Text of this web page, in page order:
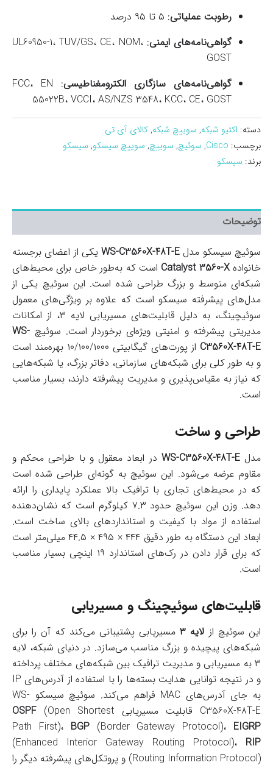
رطوبت عملیاتی: ۵ تا ۹۵ درصد
گواهی‌نامه‌های ایمنی:UL60950-1، TUV/GS، CE، NOM،
GOST
گواهی‌نامه‌های سازگاری الکترومغناطیسی: FCC، EN
55022B، VCCI، AS/NZS 3548، KCC، CE، GOST
دسته: اکتیو شبکه, سوییچ شبکه,کالای آی تی
برچسب: Cisco
, سوئیچ, سوییچ, سوییچ سیسکو, سیسکو
برند: سیسکو
توضیحات
سوئیچ سیسکو مدل WS-C3560X-48T-Eیکی از اعضای برجسته
خانوادهCatalyst 3560-X است که به‌طور خاص برای محیط‌های
شبکه‌ای متوسط و بزرگ طراحی شده است. این سوئیچ یکی از
مدل‌های پیشرفته سیسکو است که علاوه بر ویژگی‌های معمول
سوئیچینگ، به دلیل قابلیت‌های مسیریابی لایه ۳، از امکانات
مدیریتی پیشرفته و امنیتی ویژه‌ای برخوردار است. سوئیچ WS-
C3560X-48T-E
از پورت‌های گیگابیتی ۱۰/۱۰۰/۱۰۰۰ بهره‌مند است
و به طور کلی برای شبکه‌های سازمانی، دفاتر بزرگ، یا شبکه‌هایی
که نیاز به مقیاس‌پذیری و مدیریت پیشرفته دارند، بسیار مناسب
است.
طراحی و ساخت
مدلWS-C3560X-48T-E در ابعاد معقول و با طراحی محکم و
مقاوم عرضه می‌شود. این سوئیچ به گونه‌ای طراحی شده است
که در محیط‌های تجاری با ترافیک بالا عملکرد پایداری را ارائه
دهد. وزن این سوئیچ حدود ۷.۳ کیلوگرم است که نشان‌دهنده
استفاده از مواد با کیفیت و استانداردهای بالای ساخت است.
ابعاد این دستگاه به طور دقیق ۴۴۴ × ۴۹۵ × ۴۴.۵ میلی‌متر است
که برای قرار دادن در رک‌های استاندارد ۱۹ اینچی بسیار مناسب
است.
قابلیت‌های سوئیچینگ و مسیریابی
این سوئیچ از لایه ۳
مسیریابی پشتیبانی می‌کند که آن را برای
شبکه‌های پیچیده و بزرگ مناسب می‌سازد. در دنیای شبکه، لایه
۳ به مسیریابی و مدیریت ترافیک بین شبکه‌های مختلف پرداخته
و در نتیجه توانایی هدایت بسته‌ها را با استفاده از آدرس‌های IP
به جای آدرس‌های MAC فراهم می‌کند. سوئیچ سیسکو WS-
C3560X-48T-E قابلیت مسیریابی
OSPF (Open Shortest
Path First)، BGP(Border Gateway Protocol)، EIGRP
(Enhanced Interior Gateway Routing Protocol)، RIP
(Routing Information Protocol) و پروتکل‌های پیشرفته دیگر را